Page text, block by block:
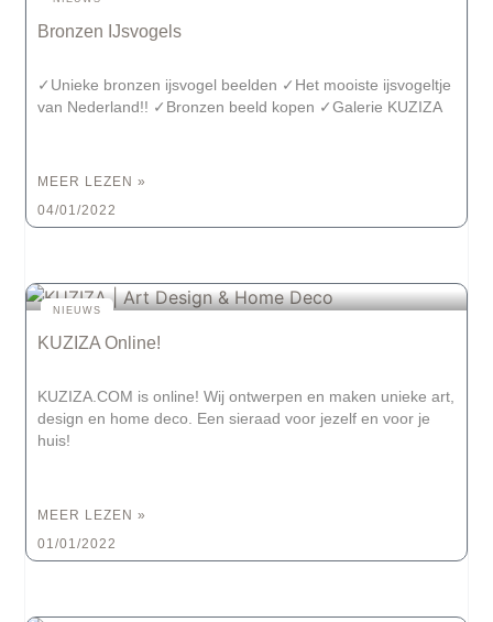
Bronzen IJsvogels
✓Unieke bronzen ijsvogel beelden ✓Het mooiste ijsvogeltje
van Nederland!! ✓Bronzen beeld kopen ✓Galerie KUZIZA
MEER LEZEN »
04/01/2022
NIEUWS
KUZIZA Online!
KUZIZA.COM is online! Wij ontwerpen en maken unieke art,
design en home deco. Een sieraad voor jezelf en voor je
huis!
MEER LEZEN »
01/01/2022